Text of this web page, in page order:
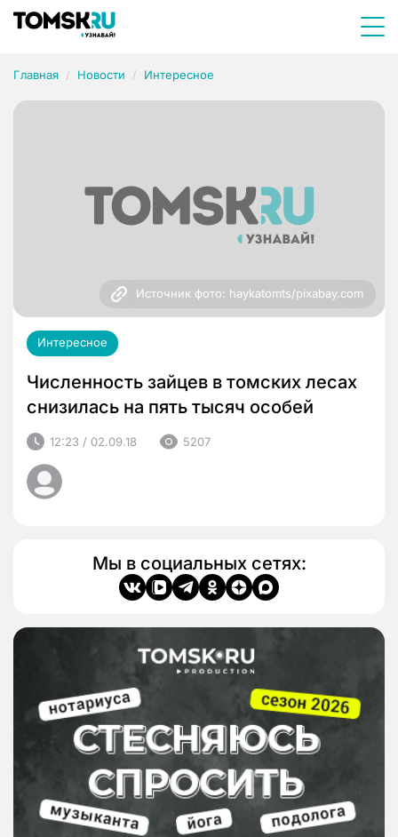
Главная Новости Интересное
Источник фото: haykatomts/pixabay.com
Интересное
Численность зайцев в томских лесах
снизилась на пять тысяч особей
12:23 / 02.09.18 5207
Мы в социальных сетях: